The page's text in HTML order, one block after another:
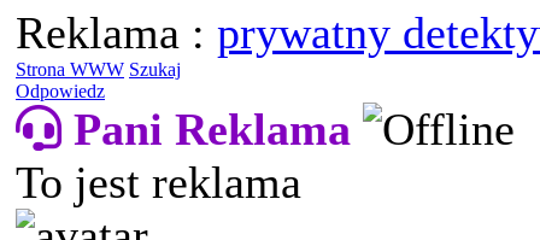
Reklama : prywatny
Strona WWW Szukaj
Odpowiedz
Pani Reklama
To jest reklama